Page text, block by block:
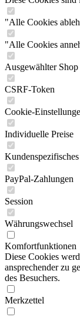
"Alle Cookies
"Alle Cookies
Ausgewählter Shop
CSRF-Token
Cookie-
Individuelle Preise
PayPal-Zahlungen
Session
Währungswechsel
Komfortfunktionen
Diese Cookies
ansprechender zu
des Besuchers.
Merkzettel